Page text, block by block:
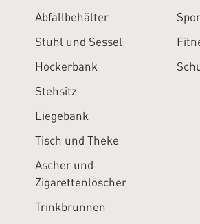
Abfallbehälter
Stuhl und Sessel
Hockerbank
Stehsitz
Liegebank
Tisch und Theke
Ascher und
Zigarettenlöscher
Trinkbrunnen